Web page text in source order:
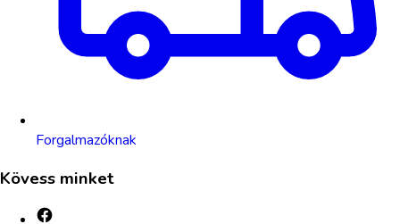
Forgalmazóknak
Kövess minket